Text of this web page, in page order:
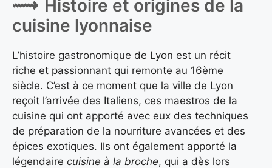
Histoire et origines de la
cuisine lyonnaise
L’histoire gastronomique de Lyon est un récit
riche et passionnant qui remonte au 16ème
siècle. C’est à ce moment que la ville de Lyon
reçoit l’arrivée des Italiens, ces maestros de la
cuisine qui ont apporté avec eux des techniques
de préparation de la nourriture avancées et des
épices exotiques. Ils ont également apporté la
légendaire cuisine à la broche, qui a dès lors